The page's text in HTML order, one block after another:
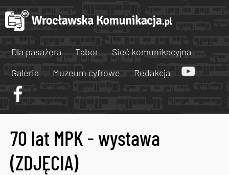
Dla pasażera Tabor
Sieć komunikacyjna
Galeria
Muzeum cyfrowe Redakcja
70 lat MPK - wystawa
(ZDJĘCIA)